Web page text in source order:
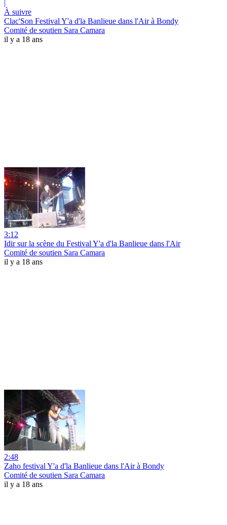
|
À suivre
Clac'Son Festival Y'a d'la Banlieue dans l'Air à Bondy
Comité de soutien Sara Camara
il y a 18 ans
3:12
Idir sur la scène du Festival Y'a d'la Banlieue dans l'Air
Comité de soutien Sara Camara
il y a 18 ans
2:48
Zaho festival Y'a d'la Banlieue dans l'Air à Bondy
Comité de soutien Sara Camara
il y a 18 ans